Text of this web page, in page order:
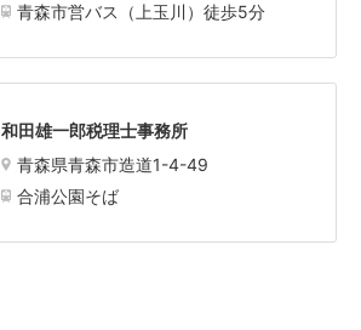
青森市営バス（上玉川）徒歩5分
和田雄一郎税理士事務所
青森県青森市造道1-4-49
合浦公園そば